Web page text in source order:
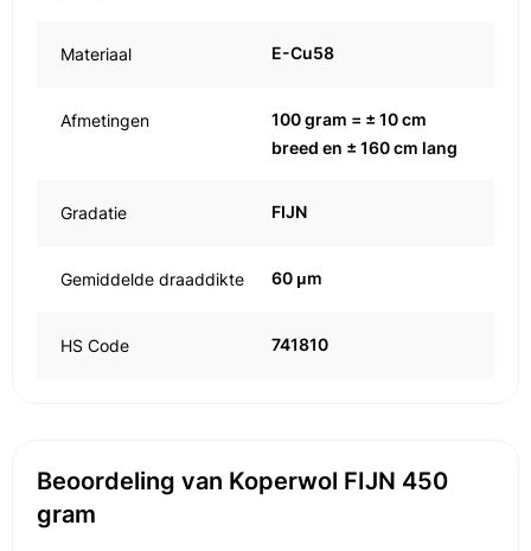
Materiaal E-Cu58
Afmetingen
100 gram = ± 10 cm
breed en ± 160 cm lang
Gradatie FIJN
Gemiddelde draaddikte 60 μm
HS Code 741810
Beoordeling van Koperwol FIJN 450
gram